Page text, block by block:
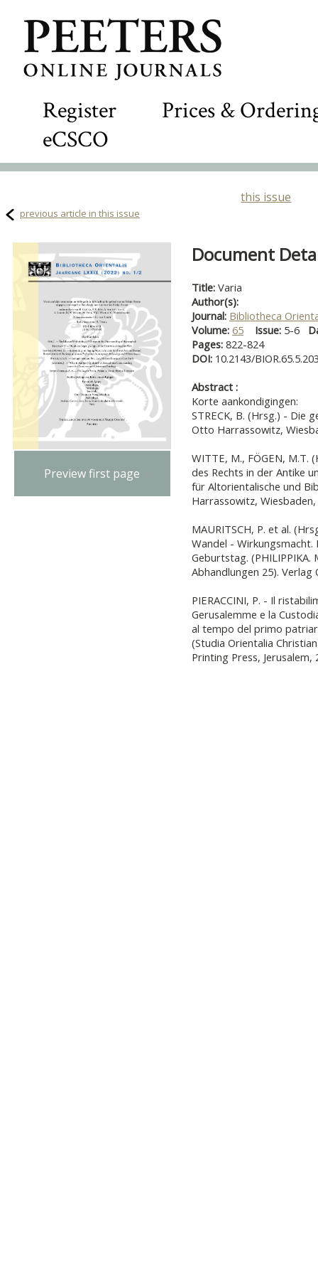
Register
Prices &
eCSCO
this issue
previous article in this issue
Preview first page
Document
Title: Varia
Author(s):
Journal: Bibliotheca
Volume: 65 Issue: 5-6
Pages: 822-824
DOI: 10.2143/
Abstract :
Korte aankondigingen:
STRECK, B. (Hrsg.) - Die
Otto Harrassowitz,
WITTE, M., FÖGEN, M.T.
des Rechts in der Antike
für Altorientalische und
Harrassowitz, Wiesbaden,
MAURITSCH, P. et al.
Wandel -
Geburtstag.
Abhandlungen 25).
PIERACCINI, P. - Il
Gerusalemme e la
al tempo del primo
(Studia Orientalia
Printing Press, Jerusalem,